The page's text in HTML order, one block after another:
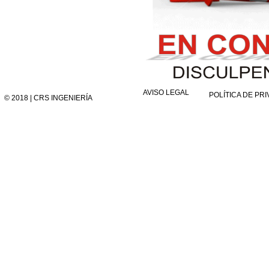
© 2018 | CRS INGENIERÍA POLÍTICA DE
AVISO LEGAL